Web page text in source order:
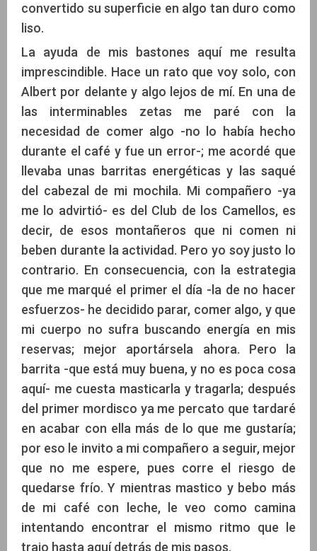
convertido su superficie en algo tan duro como
liso.
La ayuda de mis bastones aquí me resulta
imprescindible. Hace un rato que voy solo, con
Albert por delante y algo lejos de mí. En una de
las interminables zetas me paré con la
necesidad de comer algo -no lo había hecho
durante el café y fue un error-; me acordé que
llevaba unas barritas energéticas y las saqué
del cabezal de mi mochila. Mi compañero -ya
me lo advirtió- es del Club de los Camellos, es
decir, de esos montañeros que ni comen ni
beben durante la actividad. Pero yo soy justo lo
contrario. En consecuencia, con la estrategia
que me marqué el primer el día -la de no hacer
esfuerzos- he decidido parar, comer algo, y que
mi cuerpo no sufra buscando energía en mis
reservas; mejor aportársela ahora. Pero la
barrita -que está muy buena, y no es poca cosa
aquí- me cuesta masticarla y tragarla; después
del primer mordisco ya me percato que tardaré
en acabar con ella más de lo que me gustaría;
por eso le invito a mi compañero a seguir, mejor
que no me espere, pues corre el riesgo de
quedarse frío. Y mientras mastico y bebo más
de mi café con leche, le veo como camina
intentando encontrar el mismo ritmo que le
trajo hasta aquí detrás de mis pasos.